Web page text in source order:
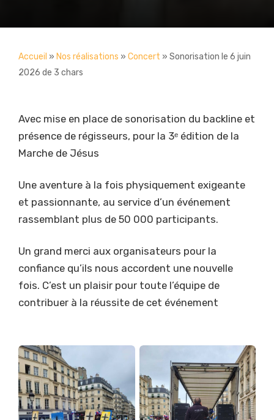
Accueil » Nos réalisations » Concert » Sonorisation le 6 juin
2026 de 3 chars
Avec mise en place de sonorisation du backline et
présence de régisseurs, pour la 3ᵉ édition de la
Marche de Jésus
Une aventure à la fois physiquement exigeante
et passionnante, au service d’un événement
rassemblant plus de 50 000 participants.
Un grand merci aux organisateurs pour la
confiance qu’ils nous accordent une nouvelle
fois. C’est un plaisir pour toute l’équipe de
contribuer à la réussite de cet événement